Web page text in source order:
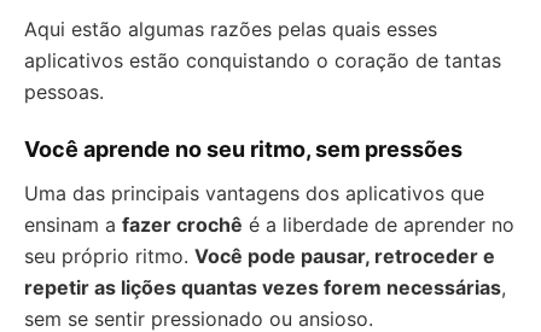
Aqui estão algumas razões pelas quais esses
aplicativos estão conquistando o coração de tantas
pessoas.
Você aprende no seu ritmo, sem pressões
Uma das principais vantagens dos aplicativos que
ensinam a fazer crochê é a liberdade de aprender no
seu próprio ritmo. Você pode pausar, retroceder e
repetir as lições quantas vezes forem necessárias,
sem se sentir pressionado ou ansioso.